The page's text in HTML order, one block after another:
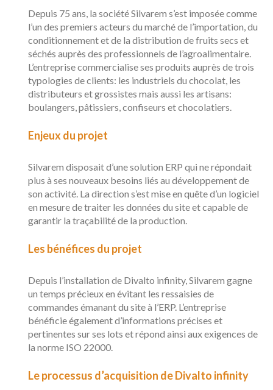
Depuis 75 ans, la société Silvarem s’est imposée comme
l’un des premiers acteurs du marché de l’importation, du
conditionnement et de la distribution de fruits secs et
séchés auprès des professionnels de l’agroalimentaire.
L’entreprise commercialise ses produits auprès de trois
typologies de clients: les industriels du chocolat, les
distributeurs et grossistes mais aussi les artisans:
boulangers, pâtissiers, confiseurs et chocolatiers.
Enjeux du projet
Silvarem disposait d’une solution ERP qui ne répondait
plus à ses nouveaux besoins liés au développement de
son activité. La direction s’est mise en quête d’un logiciel
en mesure de traiter les données du site et capable de
garantir la traçabilité de la production.
Les bénéfices du projet
Depuis l’installation de Divalto infinity, Silvarem gagne
un temps précieux en évitant les ressaisies de
commandes émanant du site à l’ERP. L’entreprise
bénéficie également d’informations précises et
pertinentes sur ses lots et répond ainsi aux exigences de
la norme ISO 22000.
Le processus d’acquisition de Divalto infinity